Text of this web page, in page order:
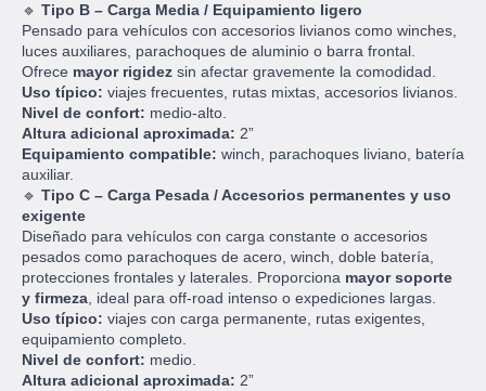
🔹 Tipo B – Carga Media / Equipamiento ligero
Pensado para vehículos con accesorios livianos como winches,
luces auxiliares, parachoques de aluminio o barra frontal.
Ofrece mayor rigidez sin afectar gravemente la comodidad.
Uso típico: viajes frecuentes, rutas mixtas, accesorios livianos.
Nivel de confort: medio-alto.
Altura adicional aproximada: 2”
Equipamiento compatible: winch, parachoques liviano, batería
auxiliar.
🔹 Tipo C – Carga Pesada / Accesorios permanentes y uso
exigente
Diseñado para vehículos con carga constante o accesorios
pesados como parachoques de acero, winch, doble batería,
protecciones frontales y laterales. Proporciona mayor soporte
y firmeza , ideal para off-road intenso o expediciones largas.
Uso típico: viajes con carga permanente, rutas exigentes,
equipamiento completo.
Nivel de confort: medio.
Altura adicional aproximada: 2”